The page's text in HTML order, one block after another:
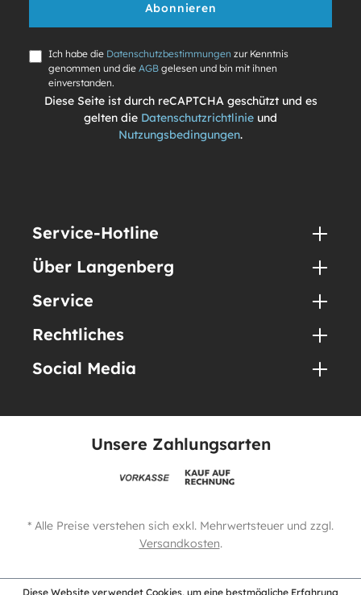
Abonnieren
Ich habe die Datenschutzbestimmungen zur Kenntnis
genommen und die AGB gelesen und bin mit ihnen
einverstanden.
Diese Seite ist durch reCAPTCHA geschützt und es
gelten die Datenschutzrichtlinie und
Nutzungsbedingungen.
Service-Hotline
Über Langenberg
Service
Rechtliches
Social Media
Unsere Zahlungsarten
* Alle Preise verstehen sich exkl. Mehrwertsteuer und zzgl.
Versandkosten.
Diese Website verwendet Cookies, um eine bestmögliche Erfahrung